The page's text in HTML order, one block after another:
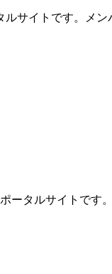
ルサイトです。メ
ータルサイトで